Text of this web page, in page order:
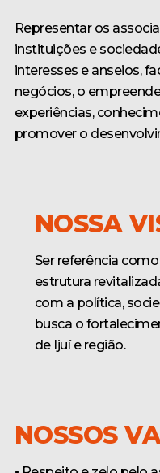
Representar os
instituições e
interesses e anseios,
negócios, o
experiências,
promover o
NOSSA
Ser referência
estrutura
com a política,
busca o
de Ijuí e região.
NOSSOS